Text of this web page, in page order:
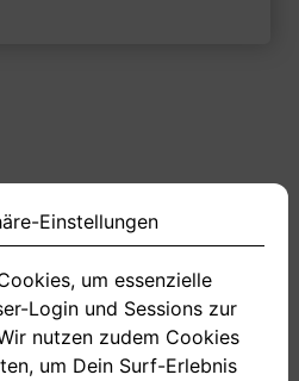
3 4 11 >
Einstellungen
um essenzielle
Login und Sessions zur
nutzen zudem Cookies
um Dein Surf-Erlebnis